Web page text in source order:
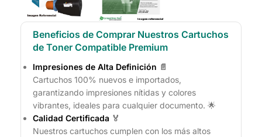
Beneficios de Comprar Nuestros Cartuchos
de Toner Compatible Premium
Impresiones de Alta Definición 📄
Cartuchos 100% nuevos e importados,
garantizando impresiones nítidas y colores
vibrantes, ideales para cualquier documento. 🌟
Calidad Certificada 🏅
Nuestros cartuchos cumplen con los más altos